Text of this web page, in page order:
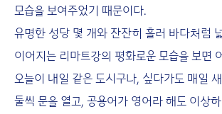
모습을 보여주었기 때문이다.
유명한 성당 몇 개와 잔잔히 흘러 바다처럼
이어지는 리마트강의 평화로운 모습을 보면
오늘이 내일 같은 도시구나, 싶다가도 매일
둘씩 문을 열고, 공용어가 영어라 해도 이상